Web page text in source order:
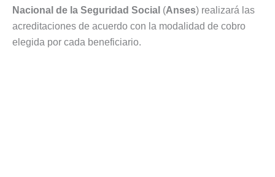
Nacional de la Seguridad Social (Anses) realizará las
acreditaciones de acuerdo con la modalidad de cobro
elegida por cada beneficiario.